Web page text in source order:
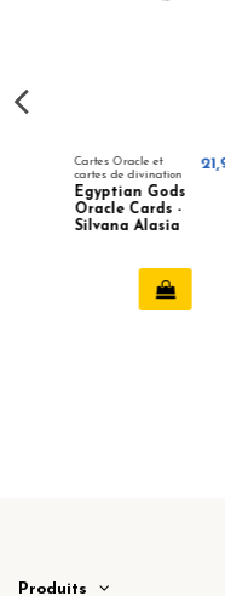
Cartes Oracle et
cartes de divination
Egyptian Gods
Oracle Cards -
Silvana Alasia
Produits